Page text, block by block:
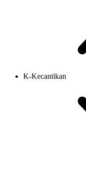
K-Kecantikan